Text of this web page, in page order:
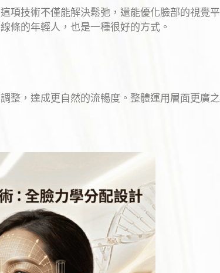
項技術不僅能解決鬆弛，還能優化臉部的視覺平
條的年輕人，也是一種很好的方式。
整，達成更自然的流暢度。整體運用層面更廣之